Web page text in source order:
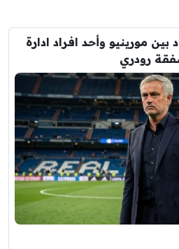
مورينيو وأحد افراد ادارة
رودري